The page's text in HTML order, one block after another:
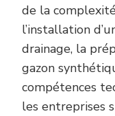
de la
l’installation
drainage, la
gazon
compétences
les entreprises